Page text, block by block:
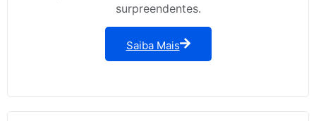
surpreendentes.
Saiba Mais